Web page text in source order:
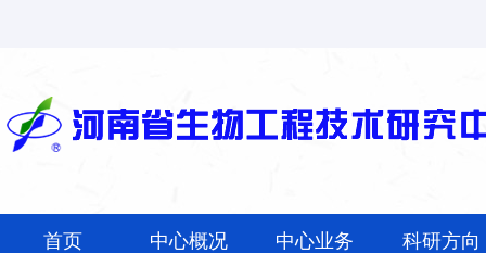
首页 中心概况 中心业务 科研方向